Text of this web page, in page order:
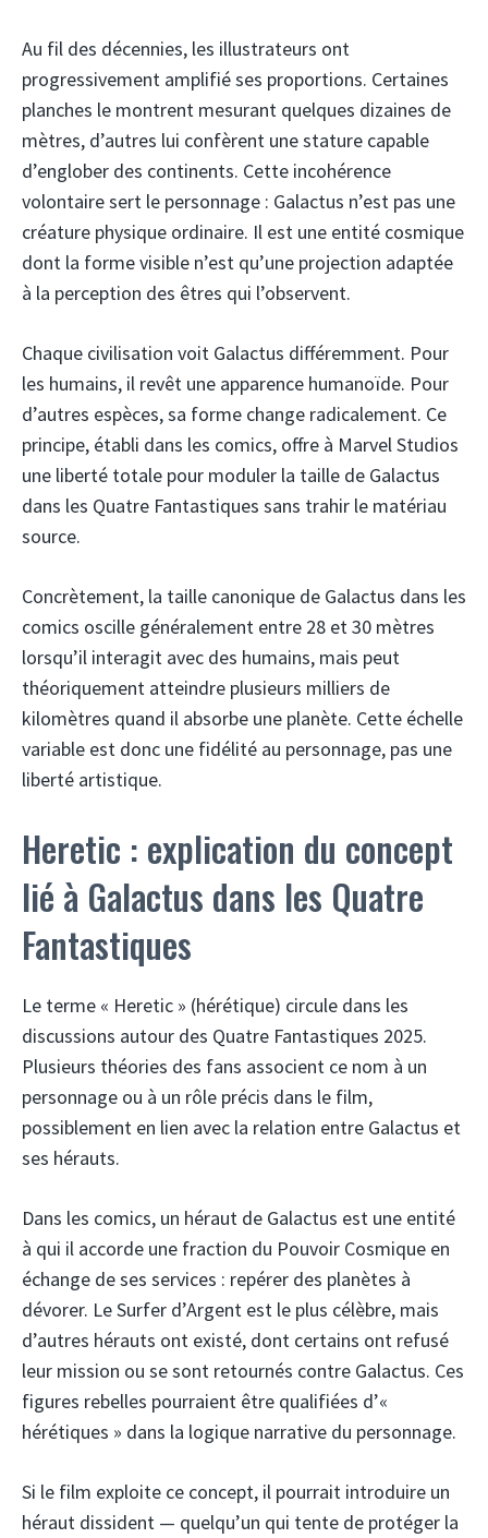
Au fil des décennies, les illustrateurs ont
progressivement amplifié ses proportions. Certaines
planches le montrent mesurant quelques dizaines de
mètres, d’autres lui confèrent une stature capable
d’englober des continents. Cette incohérence
volontaire sert le personnage : Galactus n’est pas une
créature physique ordinaire. Il est une entité cosmique
dont la forme visible n’est qu’une projection adaptée
à la perception des êtres qui l’observent.
Chaque civilisation voit Galactus différemment. Pour
les humains, il revêt une apparence humanoïde. Pour
d’autres espèces, sa forme change radicalement. Ce
principe, établi dans les comics, offre à Marvel Studios
une liberté totale pour moduler la taille de Galactus
dans les Quatre Fantastiques sans trahir le matériau
source.
Concrètement, la taille canonique de Galactus dans les
comics oscille généralement entre 28 et 30 mètres
lorsqu’il interagit avec des humains, mais peut
théoriquement atteindre plusieurs milliers de
kilomètres quand il absorbe une planète. Cette échelle
variable est donc une fidélité au personnage, pas une
liberté artistique.
Heretic : explication du concept
lié à Galactus dans les Quatre
Fantastiques
Le terme « Heretic » (hérétique) circule dans les
discussions autour des Quatre Fantastiques 2025.
Plusieurs théories des fans associent ce nom à un
personnage ou à un rôle précis dans le film,
possiblement en lien avec la relation entre Galactus et
ses hérauts.
Dans les comics, un héraut de Galactus est une entité
à qui il accorde une fraction du Pouvoir Cosmique en
échange de ses services : repérer des planètes à
dévorer. Le Surfer d’Argent est le plus célèbre, mais
d’autres hérauts ont existé, dont certains ont refusé
leur mission ou se sont retournés contre Galactus. Ces
figures rebelles pourraient être qualifiées d’«
hérétiques » dans la logique narrative du personnage.
Si le film exploite ce concept, il pourrait introduire un
héraut dissident — quelqu’un qui tente de protéger la